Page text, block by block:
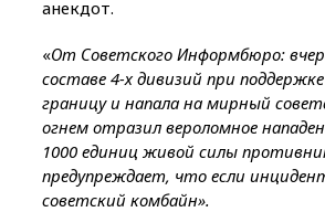
анекдот.
«От Советского Информбюро:
составе 4-х дивизий при
границу и напала на мирный
огнем отразил вероломное
1000 единиц живой силы
предупреждает, что если
советский комбайн».